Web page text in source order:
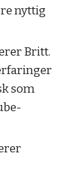
nyttig
Britt.
som